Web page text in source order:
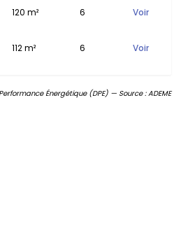
120 m² 6 Voir
112 m² 6 Voir
Énergétique (DPE) — Source : ADEME